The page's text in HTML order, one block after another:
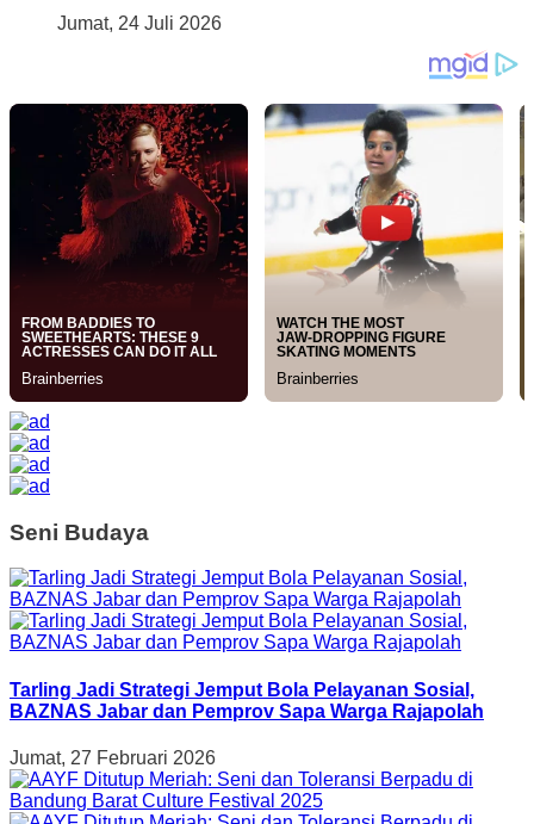
Jumat, 24 Juli 2026
Seni Budaya
Tarling Jadi Strategi Jemput Bola Pelayanan Sosial,
BAZNAS Jabar dan Pemprov Sapa Warga Rajapolah
Jumat, 27 Februari 2026